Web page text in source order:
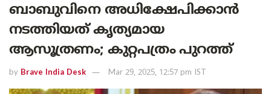
ബാബുവിനെ അധിക്ഷേപിക്കാൻ
നടത്തിയത് കൃത്യമായ
ആസൂത്രണം; കുറ്റപത്രം പുറത്ത്
by Brave India Desk Mar 29, 2025, 12:57 pm IST